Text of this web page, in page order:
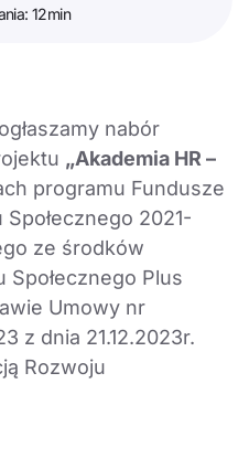
12min
nabór
„Akademia HR –
programu Fundusze
2021-
ze środków
Społecznego Plus
Umowy nr
z dnia 21.12.2023r.
Rozwoju